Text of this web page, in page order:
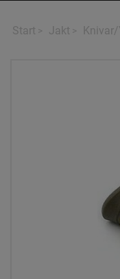
Start > Jakt >